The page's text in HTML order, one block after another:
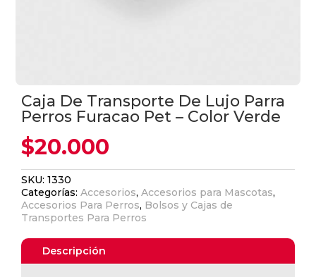
Caja De Transporte De Lujo Parra
Perros Furacao Pet – Color Verde
$20.000
SKU:1330
Categorías:Accesorios,Accesorios para Mascotas,
Accesorios Para Perros, Bolsos y Cajas de
Transportes Para Perros
Descripción